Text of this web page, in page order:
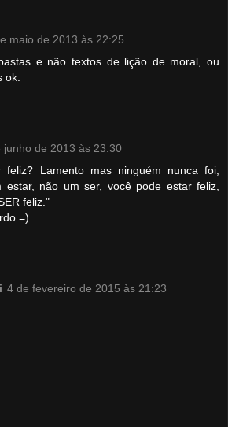
maio de 2013 às 22:25
e não textos de lição de moral, ou
ok.
junho de 2013 às 23:30
feliz? Lamento mas ninguém nunca foi,
estar, não um ser, você pode estar feliz,
feliz."
=)
4 de fevereiro de 2015 às 21:23